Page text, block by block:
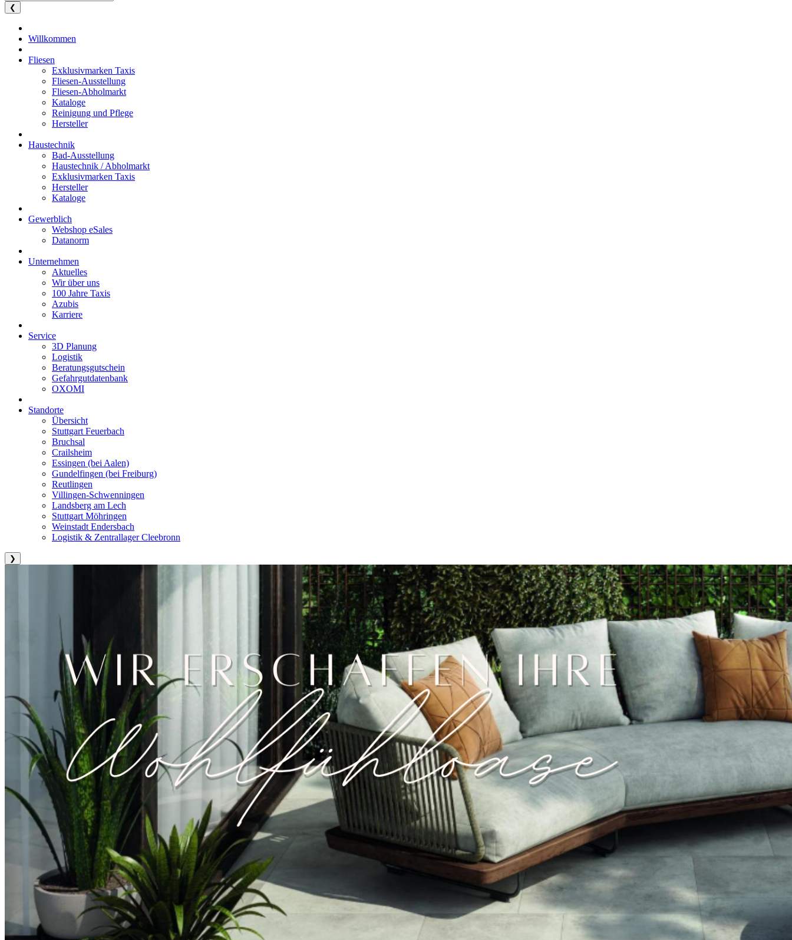
❮
Willkommen
Fliesen
Exklusivmarken Taxis
Fliesen-Ausstellung
Fliesen-Abholmarkt
Kataloge
Reinigung und Pflege
Hersteller
Haustechnik
Bad-Ausstellung
Haustechnik / Abholmarkt
Exklusivmarken Taxis
Hersteller
Kataloge
Gewerblich
Webshop eSales
Datanorm
Unternehmen
Aktuelles
Wir über uns
100 Jahre Taxis
Azubis
Karriere
Service
3D Planung
Logistik
Beratungsgutschein
Gefahrgutdatenbank
OXOMI
Standorte
Übersicht
Stuttgart Feuerbach
Bruchsal
Crailsheim
Essingen (bei Aalen)
Gundelfingen (bei Freiburg)
Reutlingen
Villingen-Schwenningen
Landsberg am Lech
Stuttgart Möhringen
Weinstadt Endersbach
Logistik & Zentrallager Cleebronn
❯